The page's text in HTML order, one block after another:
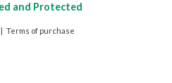
and Protected
Terms of purchase